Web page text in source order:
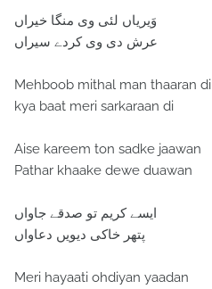
وَیریاں لئی وی منگا خیراں
عرش دی وی کردے سیراں
Mehboob mithal man thaaran di
kya baat meri sarkaraan di
Aise kareem ton sadke jaawan
Pathar khaake dewe duawan
ایسے کریم تو صدقے جاواں
پتھر خاکی دیویں دعاواں
Meri hayaati ohdiyan yaadan